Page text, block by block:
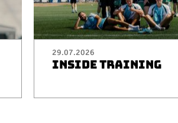
29.07.2026
INSIDE TRAINING